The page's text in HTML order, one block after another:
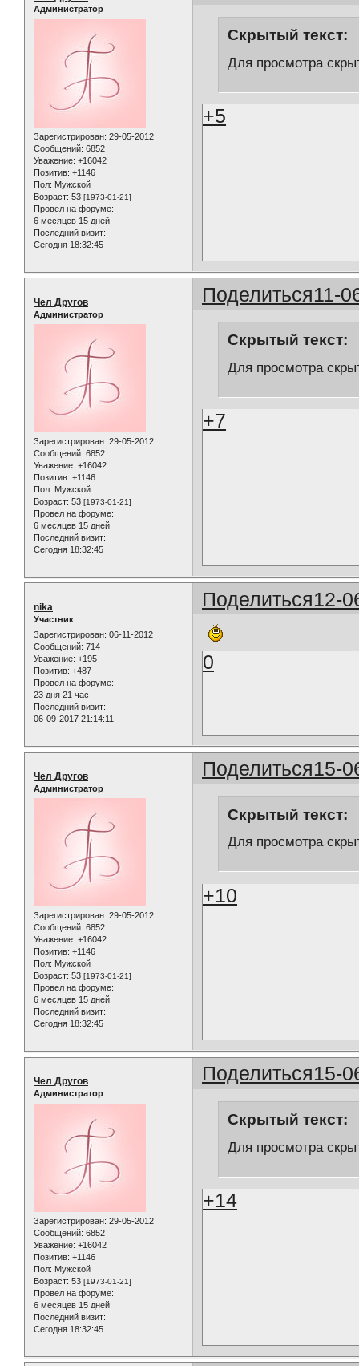
Администратор
Зарегистрирован: 29-05-2012
Сообщений: 6852
Уважение: +16042
Позитив: +1146
Пол: Мужской
Возраст: 53 [1973-01-21]
Провел на форуме:
6 месяцев 15 дней
Последний визит:
Сегодня 18:32:45
Скрытый текст:
Для просмотра
+5
Поделиться11-
Чел Другов
Администратор
Зарегистрирован: 29-05-2012
Сообщений: 6852
Уважение: +16042
Позитив: +1146
Пол: Мужской
Возраст: 53 [1973-01-21]
Провел на форуме:
6 месяцев 15 дней
Последний визит:
Сегодня 18:32:45
Скрытый текст:
Для просмотра
+7
Поделиться12-
nika
Участник
Зарегистрирован: 06-11-2012
Сообщений: 714
Уважение: +195
Позитив: +487
Провел на форуме:
23 дня 21 час
Последний визит:
06-09-2017 21:14:11
0
Поделиться15-
Чел Другов
Администратор
Зарегистрирован: 29-05-2012
Сообщений: 6852
Уважение: +16042
Позитив: +1146
Пол: Мужской
Возраст: 53 [1973-01-21]
Провел на форуме:
6 месяцев 15 дней
Последний визит:
Сегодня 18:32:45
Скрытый текст:
Для просмотра
+10
Поделиться15-
Чел Другов
Администратор
Зарегистрирован: 29-05-2012
Сообщений: 6852
Уважение: +16042
Позитив: +1146
Пол: Мужской
Возраст: 53 [1973-01-21]
Провел на форуме:
6 месяцев 15 дней
Последний визит:
Сегодня 18:32:45
Скрытый текст:
Для просмотра
+14